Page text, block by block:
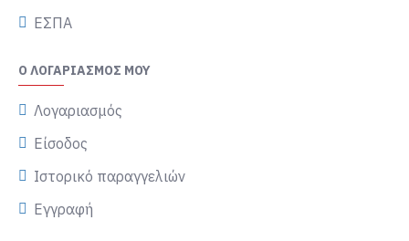
ΕΣΠΑ
Ο ΛΟΓΑΡΙΑΣΜΌΣ ΜΟΥ
Λογαριασμός
Είσοδος
Ιστορικό παραγγελιών
Εγγραφή